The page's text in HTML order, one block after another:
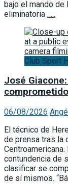
bajo el mando de
eliminatoria …..
Club Sport
José
06/08/2026
El técnico de
de prensa tras la
contundencia de
clasificar se
de sí mismos.